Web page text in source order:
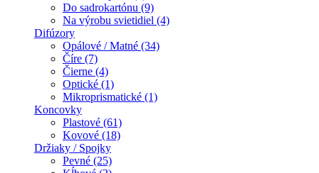
Do sadrokartónu (9)
Na výrobu svietidiel (4)
Difúzory
Opálové / Matné (34)
Číre (7)
Čierne (4)
Optické (1)
Mikroprismatické (1)
Koncovky
Plastové (61)
Kovové (18)
Držiaky / Spojky
Pevné (25)